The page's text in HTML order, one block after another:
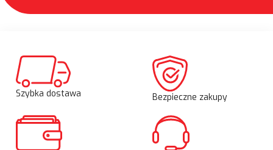
Szybka dostawa Bezpieczne zakupy